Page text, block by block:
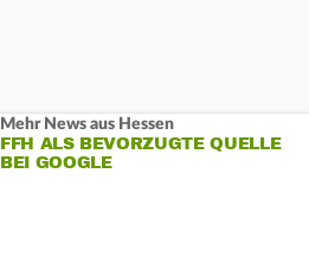
Mehr News aus Hessen
FFH ALS BEVORZUGTE QUELLE
BEI GOOGLE